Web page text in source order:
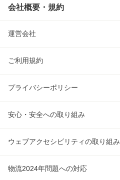
会社概要・規約
運営会社
ご利用規約
プライバシーポリシー
安心・安全への取り組み
ウェブアクセシビリティの取り組み
物流2024年問題への対応